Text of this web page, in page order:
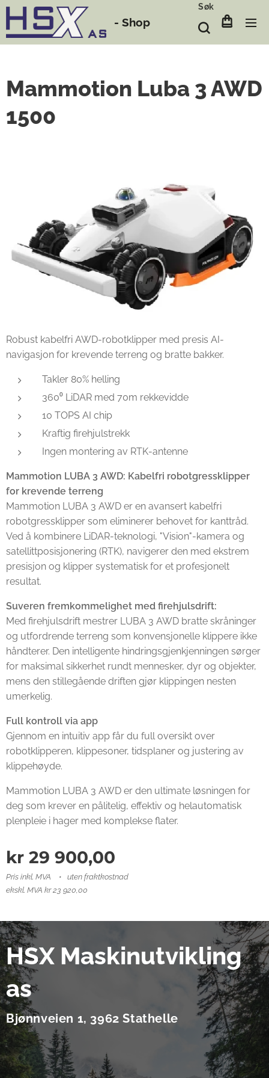
- Shop
Søk
Mammotion Luba 3 AWD
1500
Robust kabelfri AWD-robotklipper med presis AI-
navigasjon for krevende terreng og bratte bakker.
Takler 80% helling
360⁰ LiDAR med 70m rekkevidde
10 TOPS AI chip
Kraftig firehjulstrekk
Ingen montering av RTK-antenne
Mammotion LUBA 3 AWD: Kabelfri robotgressklipper
for krevende terreng
Mammotion LUBA 3 AWD er en avansert kabelfri
robotgressklipper som eliminerer behovet for kanttråd.
Ved å kombinere LiDAR-teknologi, "Vision"-kamera og
satellittposisjonering (RTK), navigerer den med ekstrem
presisjon og klipper systematisk for et profesjonelt
resultat.
Suveren fremkommelighet med firehjulsdrift:
Med firehjulsdrift mestrer LUBA 3 AWD bratte skråninger
og utfordrende terreng som konvensjonelle klippere ikke
håndterer. Den intelligente hindringsgjenkjenningen sørger
for maksimal sikkerhet rundt mennesker, dyr og objekter,
mens den stillegående driften gjør klippingen nesten
umerkelig.
Full kontroll via app
Gjennom en intuitiv app får du full oversikt over
robotklipperen, klippesoner, tidsplaner og justering av
klippehøyde.
Mammotion LUBA 3 AWD er den ultimate løsningen for
deg som krever en pålitelig, effektiv og helautomatisk
plenpleie i hager med komplekse flater.
kr 29 900,00
Pris inkl. MVA
uten fraktkostnad
ekskl. MVA kr 23 920,00
HSX Maskinutvikling
as
Bjønnveien 1, 3962 Stathelle